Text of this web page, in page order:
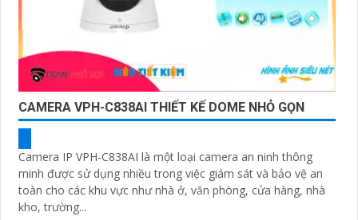
CAMERA VPH-C838AI THIẾT KẾ DOME NHỎ GỌN
Camera IP VPH-C838AI là một loại camera an ninh thông
minh được sử dụng nhiều trong việc giám sát và bảo vệ an
toàn cho các khu vực như nhà ở, văn phòng, cửa hàng, nhà
kho, trường...